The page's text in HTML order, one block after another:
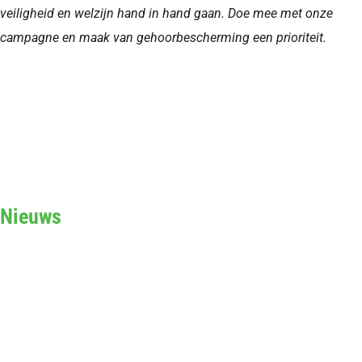
veiligheid en welzijn hand in hand gaan. Doe mee met onze
campagne en maak van gehoorbescherming een prioriteit.
Nieuws